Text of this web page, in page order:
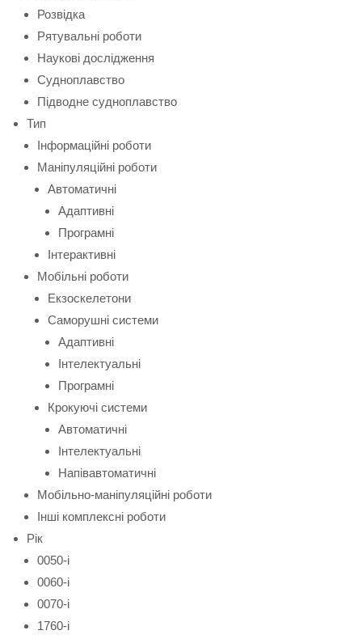
Розвідка
Рятувальні роботи
Наукові дослідження
Судноплавство
Підводне судноплавство
Тип
Інформаційні роботи
Маніпуляційні роботи
Автоматичні
Адаптивні
Програмні
Інтерактивні
Мобільні роботи
Екзоскелетони
Саморушні системи
Адаптивні
Інтелектуальні
Програмні
Крокуючі системи
Автоматичні
Інтелектуальні
Напівавтоматичні
Мобільно-маніпуляційні роботи
Інші комплексні роботи
Рік
0050-і
0060-і
0070-і
1760-і